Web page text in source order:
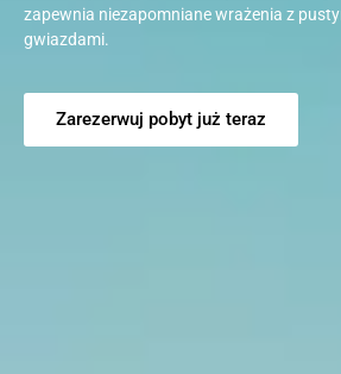
zapewnia niezapomniane wrażenia z
gwiazdami.
Zarezerwuj pobyt już teraz